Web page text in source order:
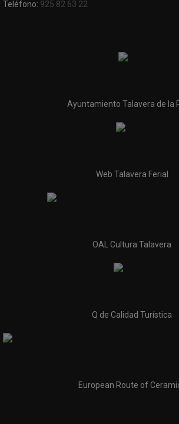
Teléfono: 925 82 63 22
Ayuntamiento Talavera de la
Web Talavera Ferial
OAL Cultura Talavera
Q de Calidad Turística
European Route of